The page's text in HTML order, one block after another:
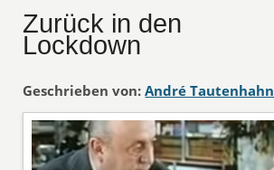
Zurück in den
Lockdown
Geschrieben von: André Tautenhahn